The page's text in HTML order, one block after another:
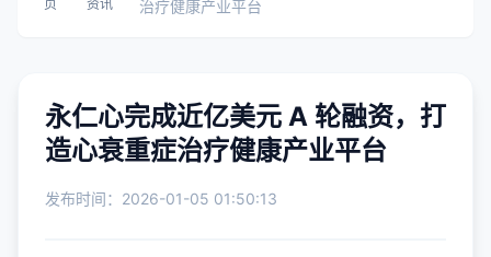
页
资讯
治疗健康产业平台
永仁心完成近亿美元 A 轮融资，打
造心衰重症治疗健康产业平台
发布时间：2026-01-05 01:50:13